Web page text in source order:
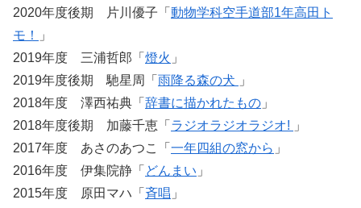
2020年度後期 片川優子「 動物学科空手道部1年高田ト
モ！
」
2019年度 三浦哲郎「 燈火 」
2019年度後期 馳星周「 雨降る森の犬
」
2018年度 澤西祐典「 辞書に描かれたもの 」
2018年度後期 加藤千恵「 ラジオラジオラジオ!
」
2017年度 あさのあつこ「 一年四組の窓から 」
2016年度 伊集院静「 どんまい 」
2015年度 原田マハ「 斉唱 」